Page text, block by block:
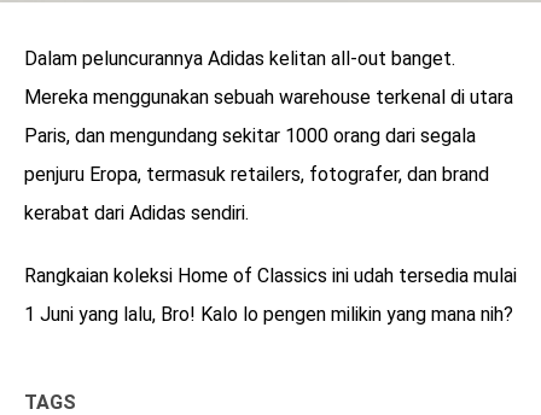
Dalam peluncurannya Adidas kelitan all-out banget.
Mereka menggunakan sebuah warehouse terkenal di utara
Paris, dan mengundang sekitar 1000 orang dari segala
penjuru Eropa, termasuk retailers, fotografer, dan brand
kerabat dari Adidas sendiri.
Rangkaian koleksi Home of Classics ini udah tersedia mulai
1 Juni yang lalu, Bro! Kalo lo pengen milikin yang mana nih?
TAGS